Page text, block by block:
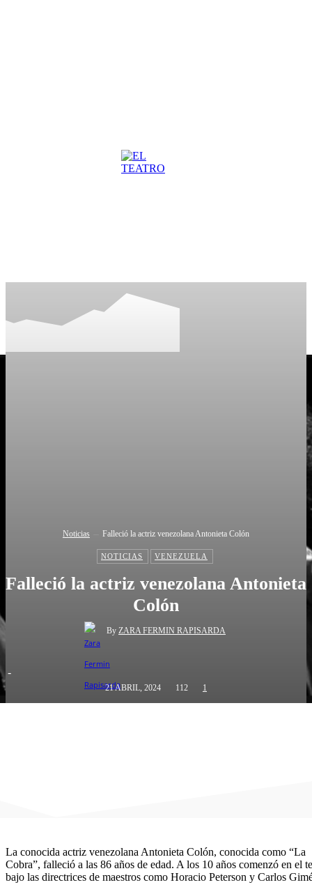
Noticias Falleció la actriz venezolana Antonieta Colón
NOTICIAS VENEZUELA
Falleció la actriz venezolana Antonieta
Colón
By ZARA FERMIN RAPISARDA
-
21 ABRIL, 2024 112 1
La conocida actriz venezolana Antonieta Colón, conocida como “La
Cobra”, falleció a las 86 años de edad. A los 10 años comenzó en el
bajo las directrices de maestros como Horacio Peterson y Carlos